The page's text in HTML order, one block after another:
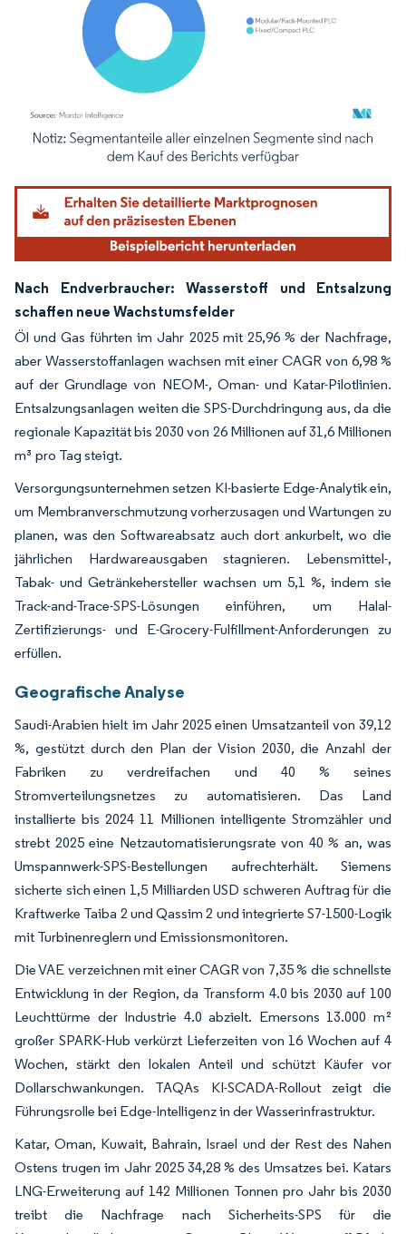
Bild © Mordor Intelligence. Wiederverwendung erfordert Namensnennung
Nach Endverbraucher: Wasserstoff und Entsalzung
schaffen neue Wachstumsfelder
Öl und Gas führten im Jahr 2025 mit 25,96 % der Nachfrage,
aber Wasserstoffanlagen wachsen mit einer CAGR von 6,98 %
auf der Grundlage von NEOM-, Oman- und Katar-Pilotlinien.
Entsalzungsanlagen weiten die SPS-Durchdringung aus, da die
regionale Kapazität bis 2030 von 26 Millionen auf 31,6 Millionen
m³ pro Tag steigt.
Versorgungsunternehmen setzen KI-basierte Edge-Analytik ein,
um Membranverschmutzung vorherzusagen und Wartungen zu
planen, was den Softwareabsatz auch dort ankurbelt, wo die
jährlichen Hardwareausgaben stagnieren. Lebensmittel-,
Tabak- und Getränkehersteller wachsen um 5,1 %, indem sie
Track-and-Trace-SPS-Lösungen einführen, um Halal-
Zertifizierungs- und E-Grocery-Fulfillment-Anforderungen zu
erfüllen.
Geografische Analyse
Saudi-Arabien hielt im Jahr 2025 einen Umsatzanteil von 39,12
%, gestützt durch den Plan der Vision 2030, die Anzahl der
Fabriken zu verdreifachen und 40 % seines
Stromverteilungsnetzes zu automatisieren. Das Land
installierte bis 2024 11 Millionen intelligente Stromzähler und
strebt 2025 eine Netzautomatisierungsrate von 40 % an, was
Umspannwerk-SPS-Bestellungen aufrechterhält. Siemens
sicherte sich einen 1,5 Milliarden USD schweren Auftrag für die
Kraftwerke Taiba 2 und Qassim 2 und integrierte S7-1500-Logik
mit Turbinenreglern und Emissionsmonitoren.
Die VAE verzeichnen mit einer CAGR von 7,35 % die schnellste
Entwicklung in der Region, da Transform 4.0 bis 2030 auf 100
Leuchttürme der Industrie 4.0 abzielt. Emersons 13.000 m²
großer SPARK-Hub verkürzt Lieferzeiten von 16 Wochen auf 4
Wochen, stärkt den lokalen Anteil und schützt Käufer vor
Dollarschwankungen. TAQAs KI-SCADA-Rollout zeigt die
Führungsrolle bei Edge-Intelligenz in der Wasserinfrastruktur.
Katar, Oman, Kuwait, Bahrain, Israel und der Rest des Nahen
Ostens trugen im Jahr 2025 34,28 % des Umsatzes bei. Katars
LNG-Erweiterung auf 142 Millionen Tonnen pro Jahr bis 2030
treibt die Nachfrage nach Sicherheits-SPS für die